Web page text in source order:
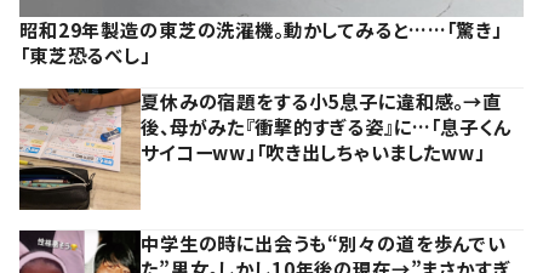
昭和29年製造の東芝の洗濯機。動かしてみると……「驚き」
「東芝恐るべし」
夏休みの宿題をする小5息子に違和感。→直
後、母がみた『衝撃的すぎる姿』に…「息子くん
サイコーww」「吹き出しちゃいましたww」
中学生の時に出会うも“別々の道を歩んでい